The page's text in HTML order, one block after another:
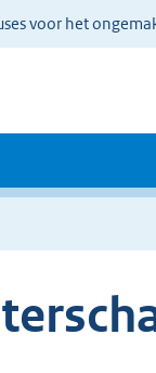
voor het